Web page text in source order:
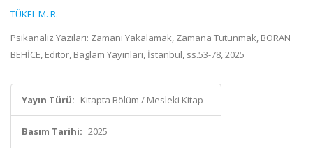
TÜKEL M. R.
Psikanaliz Yazıları: Zamanı Yakalamak, Zamana Tutunmak, BORAN
BEHİCE, Editör, Baglam Yayınları, İstanbul, ss.53-78, 2025
Yayın Türü: Kitapta Bölüm / Mesleki Kitap
Basım Tarihi: 2025